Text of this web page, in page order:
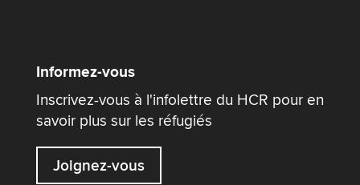
Informez-vous
Inscrivez-vous à l'infolettre du HCR pour en
savoir plus sur les réfugiés
Joignez-vous